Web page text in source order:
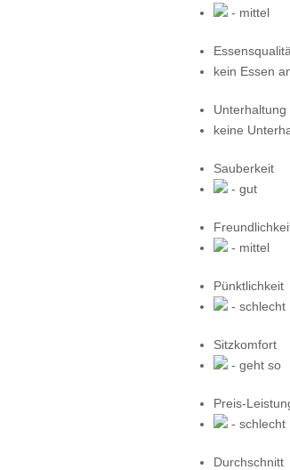
- mittel
kein Essen
Unterhaltung
keine
Sauberkeit
- gut
- mittel
Pünktlichkeit
- schlecht
Sitzkomfort
- geht so
Preis-
- schlecht
Durchschnitt